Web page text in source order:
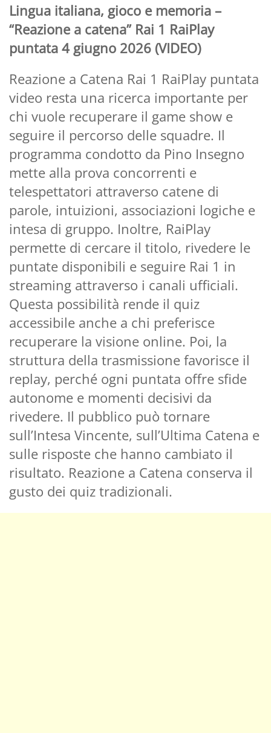
Lingua italiana, gioco e memoria –
“Reazione a catena” Rai 1 RaiPlay
puntata 4 giugno 2026 (VIDEO)
Reazione a Catena Rai 1 RaiPlay puntata
video resta una ricerca importante per
chi vuole recuperare il game show e
seguire il percorso delle squadre. Il
programma condotto da Pino Insegno
mette alla prova concorrenti e
telespettatori attraverso catene di
parole, intuizioni, associazioni logiche e
intesa di gruppo. Inoltre, RaiPlay
permette di cercare il titolo, rivedere le
puntate disponibili e seguire Rai 1 in
streaming attraverso i canali ufficiali.
Questa possibilità rende il quiz
accessibile anche a chi preferisce
recuperare la visione online. Poi, la
struttura della trasmissione favorisce il
replay, perché ogni puntata offre sfide
autonome e momenti decisivi da
rivedere. Il pubblico può tornare
sull’Intesa Vincente, sull’Ultima Catena e
sulle risposte che hanno cambiato il
risultato. Reazione a Catena conserva il
gusto dei quiz tradizionali.